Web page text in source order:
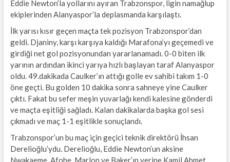
Eddie Newton’la yollarını ayıran Trabzonspor, ligin namağlup
ekiplerinden Alanyaspor’la deplasmanda karşılaştı.
İlk yarısı kısır geçen maçta tek pozisyon Trabzonspor’dan
geldi. Djaniny, karşı karşıya kaldığı Marafona’yı geçemedi ve
girdiği net gol pozisyonundan yararlanamadı. 0-0 biten ilk
yarının ardından ikinci yarıya hızlı başlayan taraf Alanyaspor
oldu. 49.dakikada Caulker’ın attığı golle ev sahibi takım 1-0
öne geçti. Bu golden 10 dakika sonra sahneye yine Caulker
çıktı. Fakat bu sefer meşin yuvarlağı kendi kalesine gönderdi
ve maçta eşitliği sağladı. Kalan dakikalarda başka gol sesi
çıkmadı ve maç 1-1 eşitlikle sonuçlandı.
Trabzonspor’un bu maç için geçici teknik direktörü İhsan
Derelioğlu’ydu. Derelioğlu, Eddie Newton’un aksine
Nwakaeme, Afobe, Marlon ve Baker’ın yerine Kamil Ahmet,